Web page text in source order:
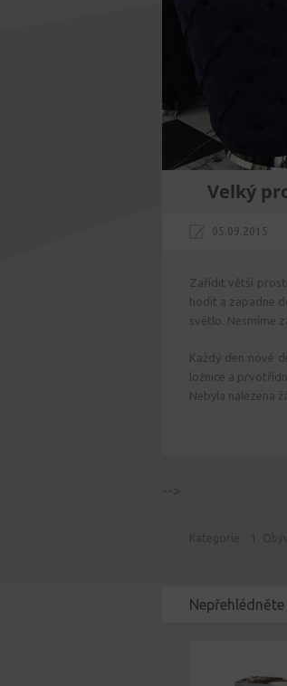
Velký
05.09.2015
Zařídit větší
hodit a zapadne
světlo. Nesmíme
Každý den nové
ložnice a
Nebyla nalezena